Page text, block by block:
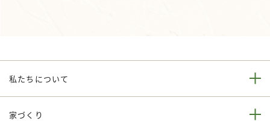
私たちについて
家づくり